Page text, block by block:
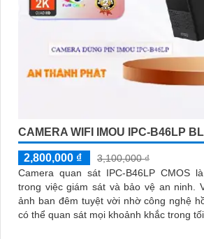
CAMERA WIFI IMOU IPC-B46LP
2,800,000 ₫
3,100,000 ₫
Camera quan sát IPC-B46LP CMOS
trong việc giám sát và bảo vệ an ninh. Với chất lượng hình
ảnh ban đêm tuyệt vời nhờ công nghệ
có thể quan sát mọi khoảnh khắc trong